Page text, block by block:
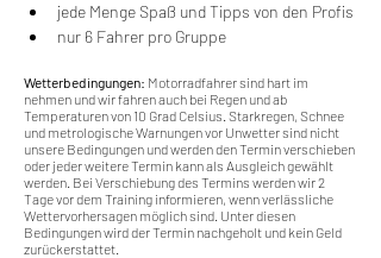
jede Menge Spaß und Tipps von den Profis
nur 6 Fahrer pro Gruppe
Wetterbedingungen: Motorradfahrer sind hart im
nehmen und wir fahren auch bei Regen und ab
Temperaturen von 10 Grad Celsius. Starkregen, Schnee
und metrologische Warnungen vor Unwetter sind nicht
unsere Bedingungen und werden den Termin verschieben
oder jeder weitere Termin kann als Ausgleich gewählt
werden. Bei Verschiebung des Termins werden wir 2
Tage vor dem Training informieren, wenn verlässliche
Wettervorhersagen möglich sind. Unter diesen
Bedingungen wird der Termin nachgeholt und kein Geld
zurückerstattet.